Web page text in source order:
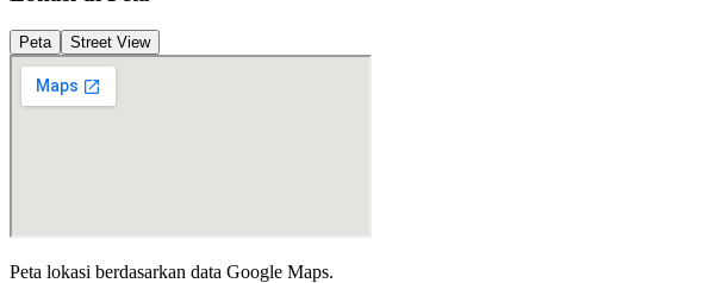
Peta Street View
Peta lokasi berdasarkan data Google Maps.